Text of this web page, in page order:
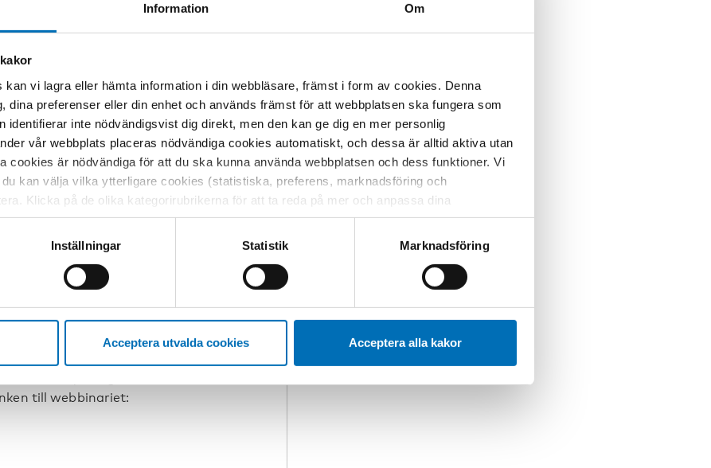
Information Om
kan vi lagra eller hämta information i din webbläsare, främst i form av cookies. Denna
dina preferenser eller din enhet och används främst för att webbplatsen ska fungera som
identifierar inte nödvändigsvist dig direkt, men den kan ge dig en mer personlig
vår webbplats placeras nödvändiga cookies automatiskt, och dessa är alltid aktiva utan
cookies är nödvändiga för att du ska kunna använda webbplatsen och dess funktioner. Vi
kan välja vilka ytterligare cookies (statistiska, preferens, marknadsföring och
Klicka på de olika kategorirubrikerna för att ta reda på mer och anpassa dina
att blockering av cookies kan påverka din upplevelse av webbplatsen och de tjänster
vår webbplats tidigare och accepterat användningen av cookies kan du alltid radera dem
i din webbläsare.
Inställningar Statistik Marknadsföring
Acceptera utvalda cookies Acceptera alla kakor
bakom rapporten.
att ta till sig alla nya tekniska
förklarar Linnea Löfving. En
stora skillnader inom gruppen
som gör det svårt för
till alla.
att fokus mera borde
tekniken, som till exempel
måste skapas en gemensam tanke
Då blir det lättare att
med funktionsnedsättning på
bestämma kring de här frågorna,
under Nordens
designed cities. Här
till webbinariet: